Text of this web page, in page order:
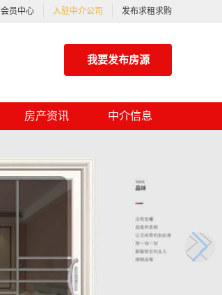
会员中心 入驻中介公司 发布求租求购
我要发布房源
房产资讯 中介信息